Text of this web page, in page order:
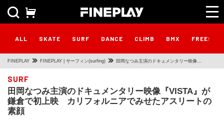
ALL SKATE SURF DANCE CLIMB BMX
FINEPLAY FINEPLAY | サーフィン(surfing) 田岡なつみ主演のドキュメンタリー映像
せたアスリートの素顔
SURF
田岡なつみ主演のドキュメンタリー映像『VISTA』が
鎌倉で初上映 カリフォルニアでみせたアスリートの
素顔